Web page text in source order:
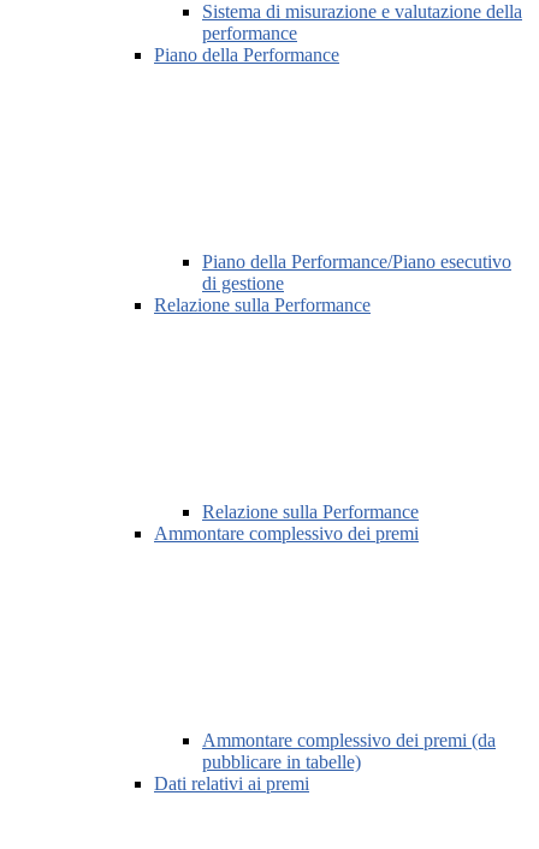
Sistema di misurazione e valutazione della
performance
Piano della Performance
Piano della Performance/Piano esecutivo
di gestione
Relazione sulla Performance
Relazione sulla Performance
Ammontare complessivo dei premi
Ammontare complessivo dei premi (da
pubblicare in tabelle)
Dati relativi ai premi